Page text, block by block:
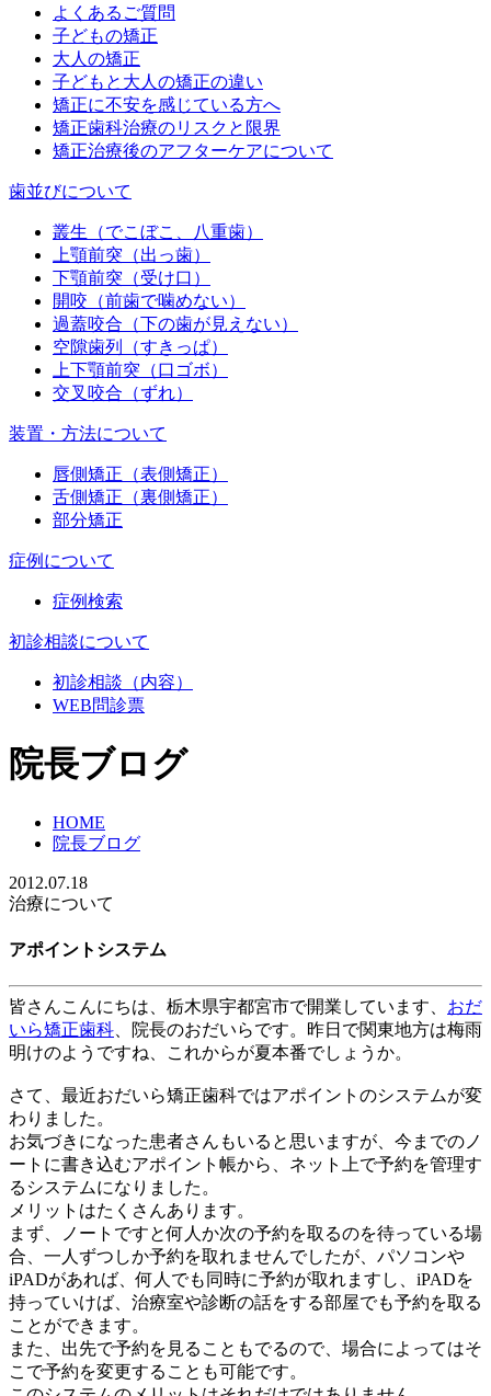
よくあるご質問
子どもの矯正
大人の矯正
子どもと大人の矯正の違い
矯正に不安を感じている方へ
矯正歯科治療のリスクと限界
矯正治療後のアフターケアについて
歯並びについて
叢生（でこぼこ、八重歯）
上顎前突（出っ歯）
下顎前突（受け口）
開咬（前歯で噛めない）
過蓋咬合（下の歯が見えない）
空隙歯列（すきっぱ）
上下顎前突（口ゴボ）
交叉咬合（ずれ）
装置・方法について
唇側矯正（表側矯正）
舌側矯正（裏側矯正）
部分矯正
症例について
症例検索
初診相談について
初診相談（内容）
WEB問診票
院長ブログ
HOME
院長ブログ
2012.07.18
治療について
アポイントシステム
皆さんこんにちは、 栃木県宇都宮市で開業しています、 おだ
いら矯正歯科、院長のおだいらです。昨日で関東地方は梅雨
明けのようですね、これからが夏本番でしょうか。
さて、最近おだいら矯正歯科ではアポイントのシステムが変
わりました。
お気づきになった患者さんもいると思いますが、今までのノ
ートに書き込むアポイント帳から、ネット上で予約を管理す
るシステムになりました。
メリットはたくさんあります。
まず、ノートですと何人か次の予約を取るのを待っている場
合、一人ずつしか予約を取れませんでしたが、パソコンや
iPADがあれば、何人でも同時に予約が取れますし、 iPADを
持っていけば、治療室や診断の話をする部屋でも予約を取る
ことができます。
また、出先で予約を見ることもでるので、場合によってはそ
こで予約を変更することも可能です。